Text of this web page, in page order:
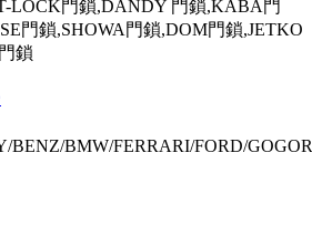
LOCK門鎖,DANDY 門鎖,KABA門
門鎖,SHOWA門鎖,DOM門鎖,JETKO
鎖
BMW/FERRARI/FORD/